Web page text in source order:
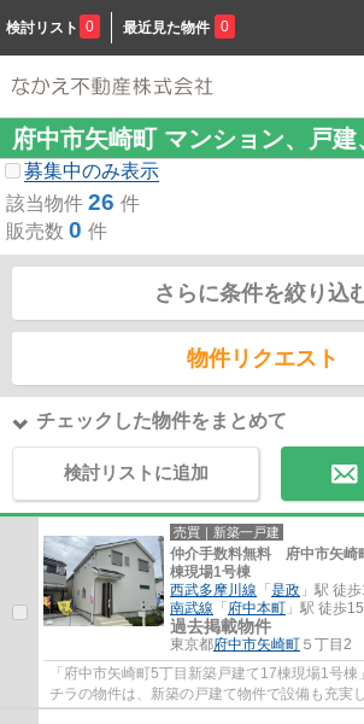
検討リスト 0 最近見た物件 0
府中市矢崎町 マンション、戸
募集中のみ表示
該当物件 26 件
販売数 0 件
さらに条件を絞り込
物件リクエスト
チェックした物件をまとめて
検討リストに追加
売買｜新築一戸建
仲介手数料無料 府中市矢崎
棟現場1号棟
西武多摩川線 「 是政 」駅 徒
南武線 「 府中本町 」駅 徒歩
過去掲載物件
東京都府中市矢崎町 ５丁目2
「府中市矢崎町5丁目新築戸建て17棟現場1号
チラの物件は、新築の戸建て物件で設備も充実
行くことのできる、駅徒歩13分の物件です。...